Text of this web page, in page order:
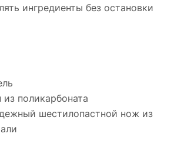
ингредиенты без остановки
поликарбоната
шестилопастной нож из